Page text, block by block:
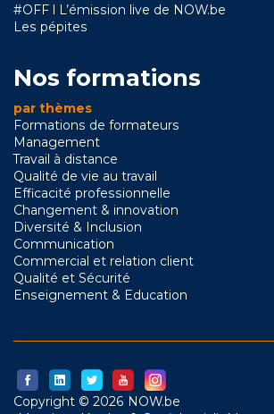
#OFF l L’émission live de NOW.be
Les pépites
Nos formations
par thèmes
Formations de formateurs
Management
Travail à distance
Qualité de vie au travail
Efficacité professionnelle
Changement & innovation
Diversité & Inclusion
Communication
Commercial et relation client
Qualité et Sécurité
Enseignement & Education
Copyright © 2026 NOW.be